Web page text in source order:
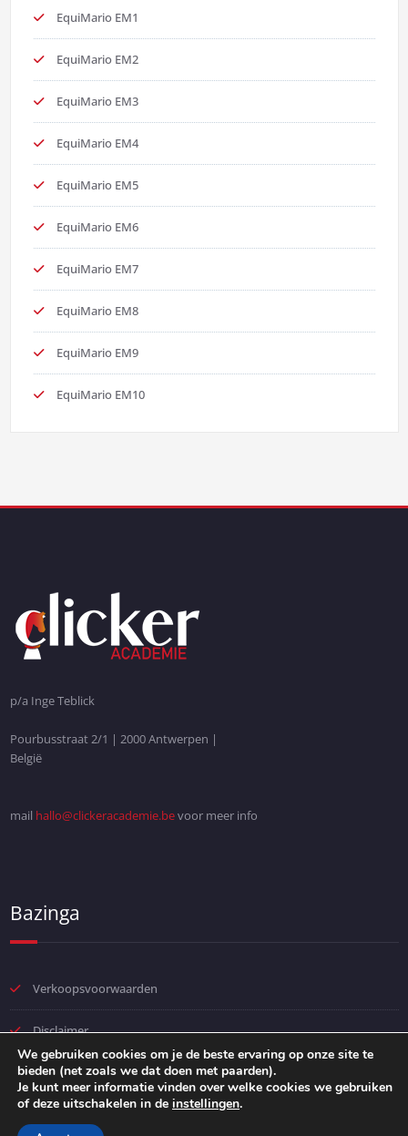
EquiMario EM1
EquiMario EM2
EquiMario EM3
EquiMario EM4
EquiMario EM5
EquiMario EM6
EquiMario EM7
EquiMario EM8
EquiMario EM9
EquiMario EM10
p/a Inge Teblick
Pourbusstraat 2/1 | 2000 Antwerpen |
België
mail hallo@clickeracademie.bevoor meer info
Bazinga
Verkoopsvoorwaarden
Disclaimer
Privacybeleid
We gebruiken cookies om je de beste ervaring op onze site te
bieden (net zoals we dat doen met paarden).
Je kunt meer informatie vinden over welke cookies we gebruiken
of deze uitschakelen in de instellingen.